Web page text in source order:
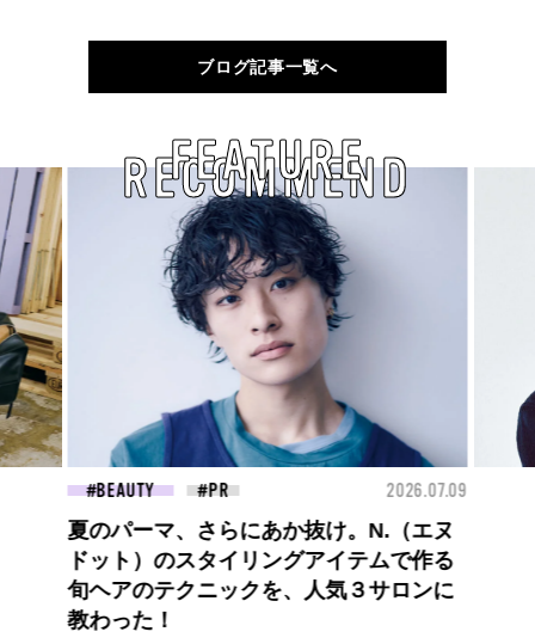
ブログ記事一覧へ
RECOMMEND
FEATURE
FASHION 2026.07.09
【PRADA × NI-KI(ENHYPEN)】時をかけ
る、ニューモード